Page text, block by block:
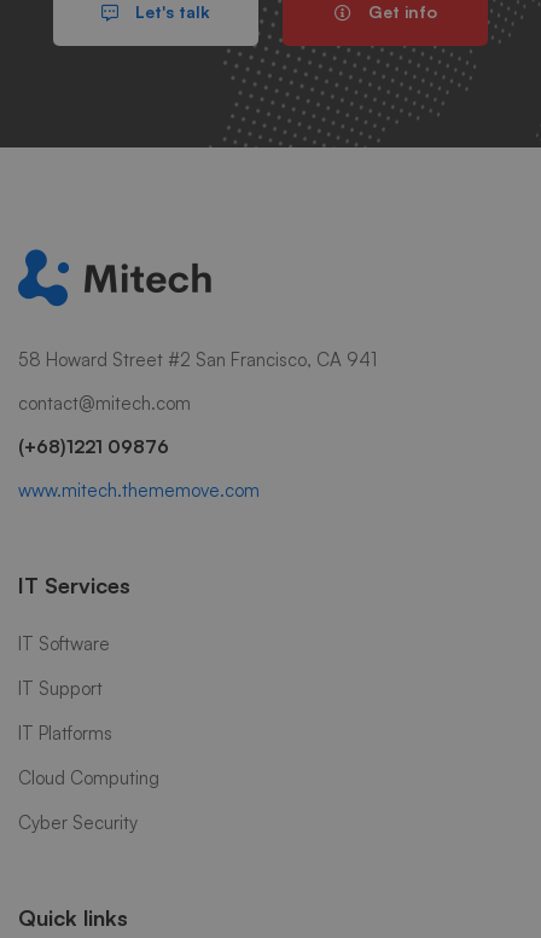
Let's talk Get info
58 Howard Street #2 San Francisco, CA 941
contact@mitech.com
(+68)1221 09876
www.mitech.thememove.com
IT Services
IT Software
IT Support
IT Platforms
Cloud Computing
Cyber Security
Quick links